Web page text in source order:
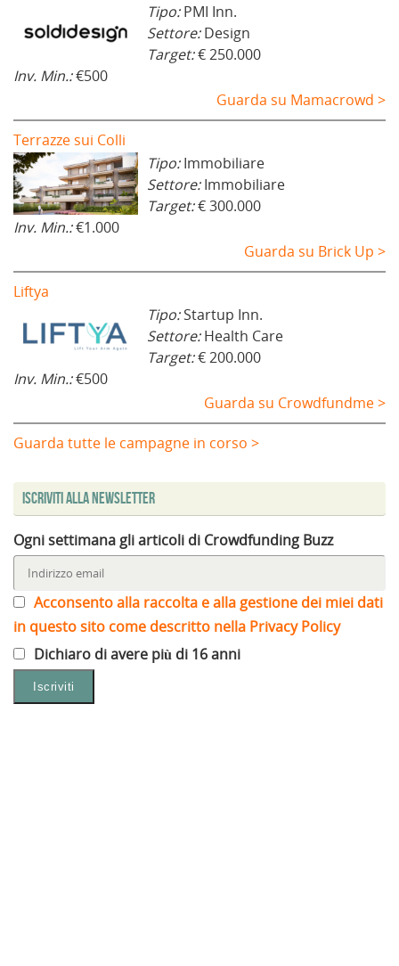
Tipo:PMI Inn.
Settore:Design
Target:€ 250.000
Inv. Min.:€500
Guarda su Mamacrowd >
Terrazze sui Colli
Tipo:Immobiliare
Settore:Immobiliare
Target:€ 300.000
Inv. Min.:€1.000
Guarda su Brick Up >
Liftya
Tipo:Startup Inn.
Settore:Health Care
Target:€ 200.000
Inv. Min.:€500
Guarda su Crowdfundme >
Guarda tutte le campagne in corso >
Iscriviti alla Newsletter
Ogni settimana gli articoli di Crowdfunding Buzz
Acconsento alla raccolta e alla gestione dei miei dati
in questo sito come descritto nella Privacy Policy
Dichiaro di avere più di 16 anni